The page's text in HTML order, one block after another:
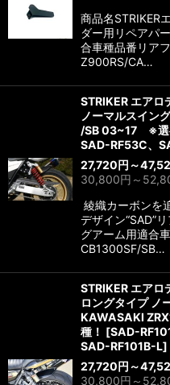
商品名STRIKER
ダー用リペアパ
合車種品番リア
Z900RS/CA…
STRIKER エアロ
ノーマルスイン
/SB 03~17 ※選
SAD-RF53C、
27,720円 ～
30,800円 ～
綾織カーボンを
デザイン“SAD”
グアーム用適合
CB1300SF/SB…
STRIKER エアロ
ロングタイプ ノ
KAWASAKI
種！ [SAD-
SAD-RF101B-L]
27,720円 ～
30,800円 ～